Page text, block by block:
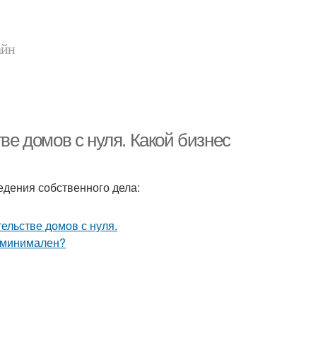
домов с нуля. Какой бизнес
собственного дела: